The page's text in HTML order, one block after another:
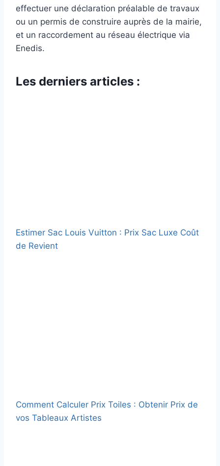
effectuer une déclaration préalable de travaux
ou un permis de construire auprès de la mairie,
et un raccordement au réseau électrique via
Enedis.
Les derniers articles :
Estimer Sac Louis Vuitton : Prix Sac Luxe Coût
de Revient
Comment Calculer Prix Toiles : Obtenir Prix de
vos Tableaux Artistes